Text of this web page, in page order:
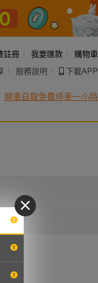
註冊 我要匯款
購物車
服務說明 下載APP
開車自取免費停車一小時